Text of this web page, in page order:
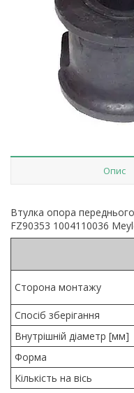
Опис
Втулка опора
FZ90353 1004110036
Сторона монтажу
Спосіб зберігання
Внутрішній діаметр [мм]
Форма
Кількість на вісь